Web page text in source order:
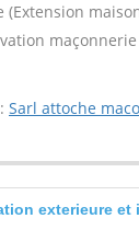
(Extension
Sarl attoche
exterieure et